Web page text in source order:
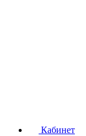
Кабинет